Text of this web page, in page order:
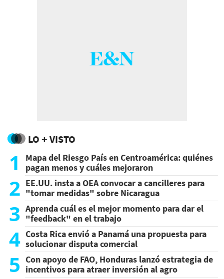
LO + VISTO
1
Mapa del Riesgo País en Centroamérica: quiénes
pagan menos y cuáles mejoraron
2 EE.UU. insta a OEA convocar a cancilleres para
"tomar medidas" sobre Nicaragua
3 Aprenda cuál es el mejor momento para dar el
"feedback" en el trabajo
4 Costa Rica envió a Panamá una propuesta para
solucionar disputa comercial
5 Con apoyo de FAO, Honduras lanzó estrategia de
incentivos para atraer inversión al agro